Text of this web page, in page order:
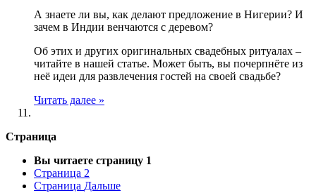
А знаете ли вы, как делают предложение в Нигерии? И
зачем в Индии венчаются с деревом?
Об этих и других оригинальных свадебных ритуалах –
читайте в нашей статье. Может быть, вы почерпнёте из
неё идеи для развлечения гостей на своей свадьбе?
Читать далее »
Страница
Вы читаете страницу 1
Страница 2
Страница Дальше